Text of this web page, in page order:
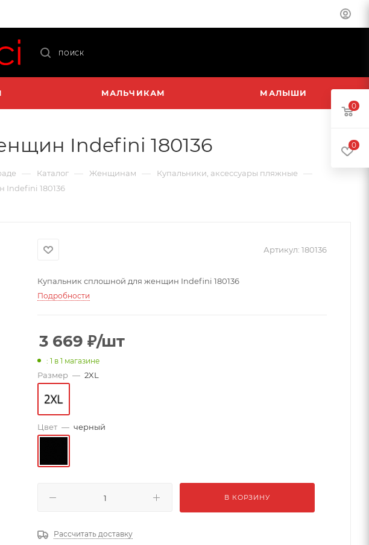
ПОИСК
МАЛЬЧИКАМ МАЛЫШИ
Indefini 180136
— Каталог — Женщинам — Купальники, аксессуары пляжные —
Indefini 180136
Артикул: 180136
Купальник сплошной для женщин Indefini 180136
Подробности
3 669 ₽/шт
: 1 в 1 магазине
Размер — 2XL
Цвет — черный
В КОРЗИНУ
Рассчитать доставку
0
0